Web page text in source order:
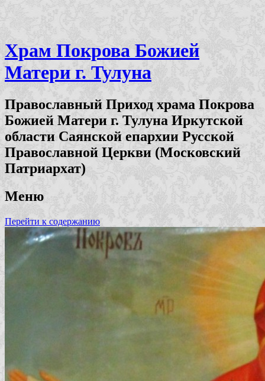
Храм Покрова Божией
Матери г. Тулуна
Православный Приход храма Покрова
Божией Матери г. Тулуна Иркутской
области Саянской епархии Русской
Православной Церкви (Московский
Патриархат)
Меню
Перейти к содержанию